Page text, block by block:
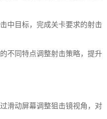
中目标，完成关卡要求的射击
不同特点调整射击策略，提升
滑动屏幕调整狙击镜视角，对